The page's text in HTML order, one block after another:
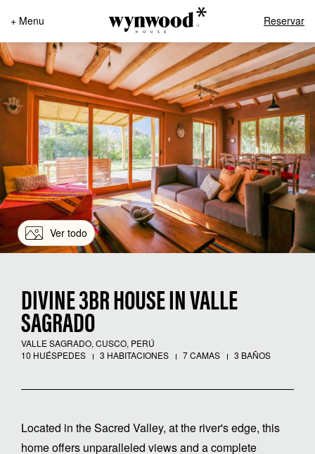
+ Menu Reservar
Ver todo
DIVINE 3BR HOUSE IN VALLE
SAGRADO
VALLE SAGRADO, CUSCO, PERÚ
10 HUÉSPEDES
3 HABITACIONES 7 CAMAS 3 BAÑOS
Located in the Sacred Valley, at the river's edge, this
home offers unparalleled views and a complete